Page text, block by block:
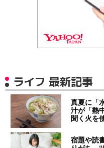
ライフ 最新記事
真夏に「
汁が「熱
聞く火を
宿題や読